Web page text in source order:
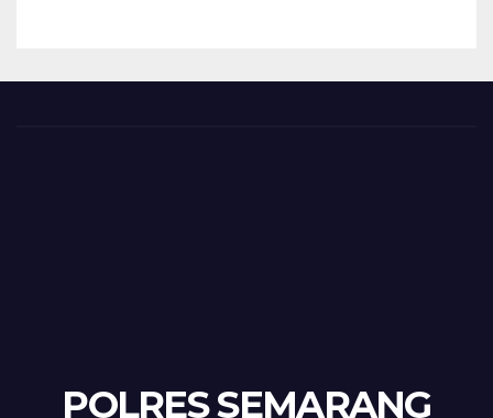
POLRES SEMARANG